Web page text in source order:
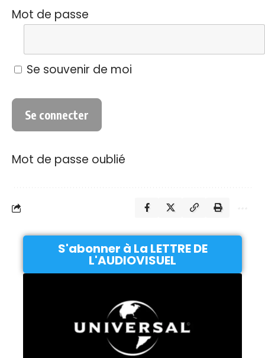
Mot de passe
Se souvenir de moi
Mot de passe oublié
S'abonner à La LETTRE DE
L'AUDIOVISUEL